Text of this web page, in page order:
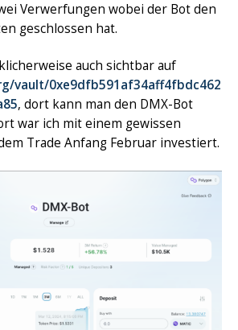
Verwerfungen wobei der Bot den
geschlossen hat.
auch sichtbar auf
vault/0xe9dfb591af34aff4fbdc462
, dort kann man den DMX-Bot
war ich mit einem gewissen
Trade Anfang Februar investiert.